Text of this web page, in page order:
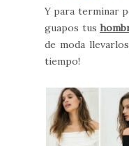
Y para terminar
guapos tus
de moda llevarlos
tiempo!